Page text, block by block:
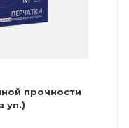
прочности
уп.)